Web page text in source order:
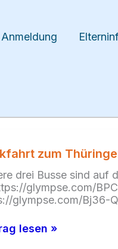
Anmeldung
zum
drei Busse sind auf
glympse.com/
glympse.com/Bj36-
lesen »